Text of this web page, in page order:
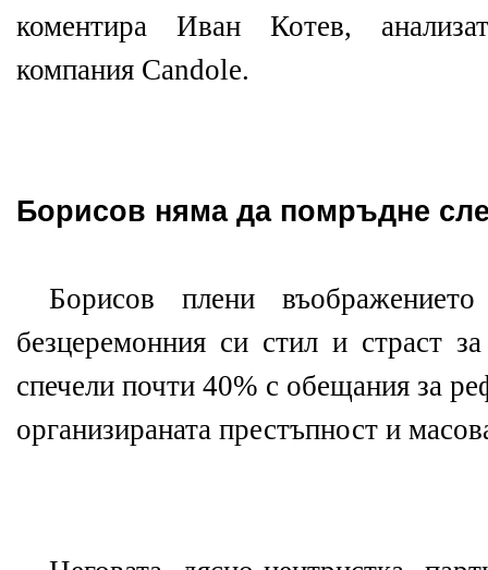
коментира Иван Котев,
компания Candole.
Борисов няма да помръдне
Борисов плени
безцеремонния си стил и страст
спечели почти 40% с обещания за
организираната престъпност и